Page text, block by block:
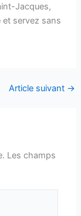
Jacques,
et servez sans
Article suivant →
Les champs